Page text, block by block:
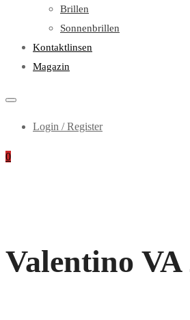
Brillen
Sonnenbrillen
Kontaktlinsen
Magazin
Login / Register
0
Valentino VA